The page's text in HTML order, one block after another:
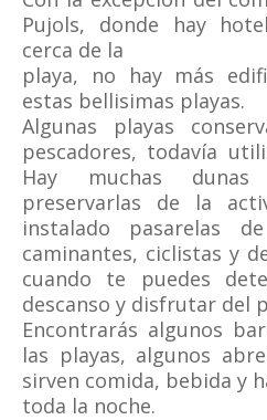
Pujols, donde hay
cerca de la
playa, no hay más
estas bellisimas playas.
Algunas playas
pescadores, todavía
Hay muchas
preservarlas de la
instalado pasarelas
caminantes, ciclistas y
cuando te puedes
descanso y disfrutar del
Encontrarás algunos
las playas, algunos
sirven comida, bebida y
toda la noche.